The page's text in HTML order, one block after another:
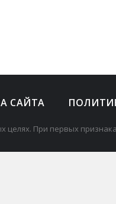
САЙТА
При первых